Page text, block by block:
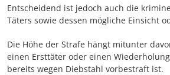
Entscheidend ist jedoch auch die
Täters sowie dessen mögliche Einsicht
Die Höhe der Strafe hängt mitunter
einen Ersttäter oder einen
bereits wegen Diebstahl vorbestraft ist.